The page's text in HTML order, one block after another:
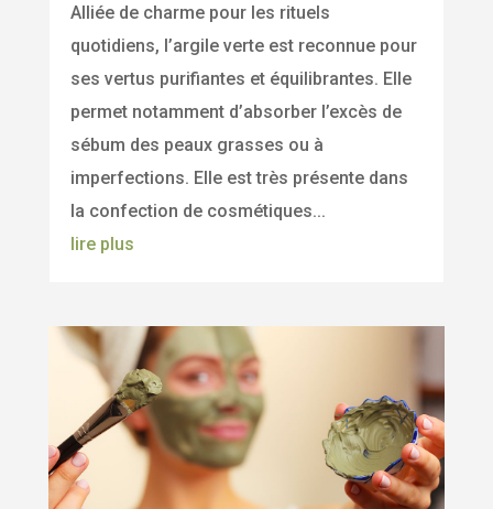
Alliée de charme pour les rituels
quotidiens, l’argile verte est reconnue pour
ses vertus purifiantes et équilibrantes. Elle
permet notamment d’absorber l’excès de
sébum des peaux grasses ou à
imperfections. Elle est très présente dans
la confection de cosmétiques...
lire plus